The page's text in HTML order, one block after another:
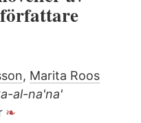
, Marita Roos
al-na'na'